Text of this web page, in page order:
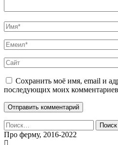
Сохранить моё имя, email и
последующих моих
Найти:
Про ферму, 2016-2022